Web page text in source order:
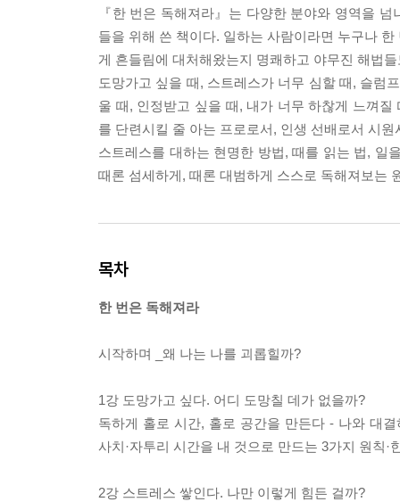
『한 번은 독해져라』는 다양한 분야와 영역을
들을 위해 쓴 책이다. 일하는 사람이라면 누구나
게 흔들림에 대처해왔는지 명쾌하고 야무진 해법
도망가고 싶을 때, 스트레스가 너무 심할 때, 슬럼
울 때, 인정받고 싶을 때, 내가 너무 하찮게 느껴
를 단련시킬 줄 아는 프로로서, 인생 선배로서 시
스트레스를 대하는 현명한 방법, 때를 읽는 법, 일
때론 섬세하게, 때론 대범하게 스스로 독해져보는
목차
한 번은 독해져라
시작하며 _왜 나는 나를 괴롭힐까?
1강 도망가고 싶다. 어디 도망칠 데가 없을까?
독하게 홀로 시간, 홀로 공간을 만든다 - 나와 대
사치·자투리 시간을 내 것으로 만드는 3가지 원칙
2강 스트레스 쌓인다. 나만 이렇게 힘든 걸까?